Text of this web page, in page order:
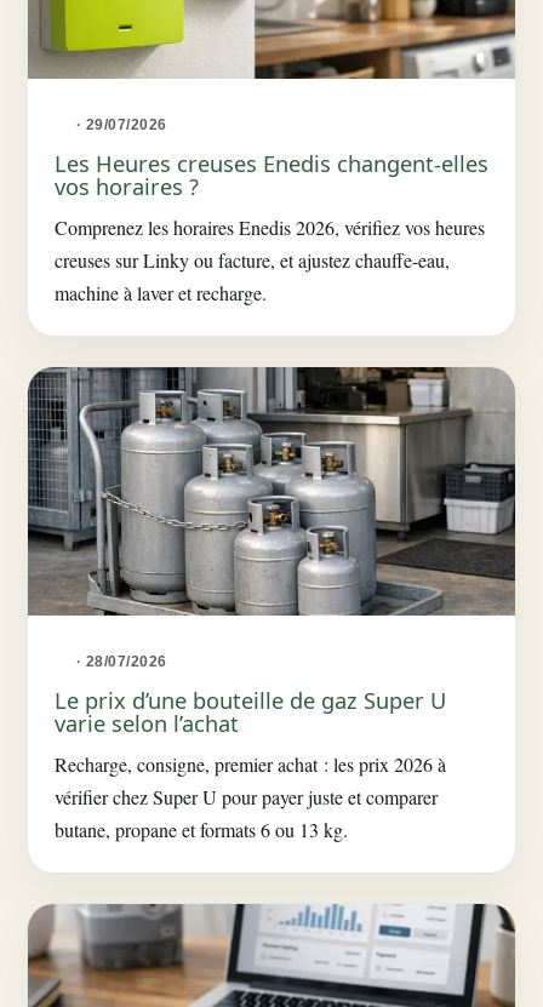
· 29/07/2026
Les Heures creuses Enedis changent-elles
vos horaires ?
Comprenez les horaires Enedis 2026, vérifiez vos heures
creuses sur Linky ou facture, et ajustez chauffe-eau,
machine à laver et recharge.
· 28/07/2026
Le prix d’une bouteille de gaz Super U
varie selon l’achat
Recharge, consigne, premier achat : les prix 2026 à
vérifier chez Super U pour payer juste et comparer
butane, propane et formats 6 ou 13 kg.